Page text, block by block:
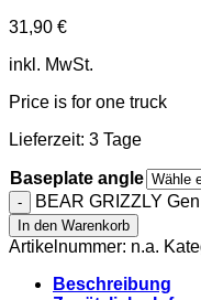
31,90 €
inkl. MwSt.
Price is for one truck
Lieferzeit: 3 Tage
Baseplate angle
BEAR GRIZZLY
In den Warenkorb
Artikelnummer: n.a.
Beschreibung